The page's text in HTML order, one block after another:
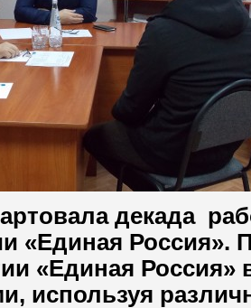
декада
«Единая Россия».
«Единая Россия»
используя